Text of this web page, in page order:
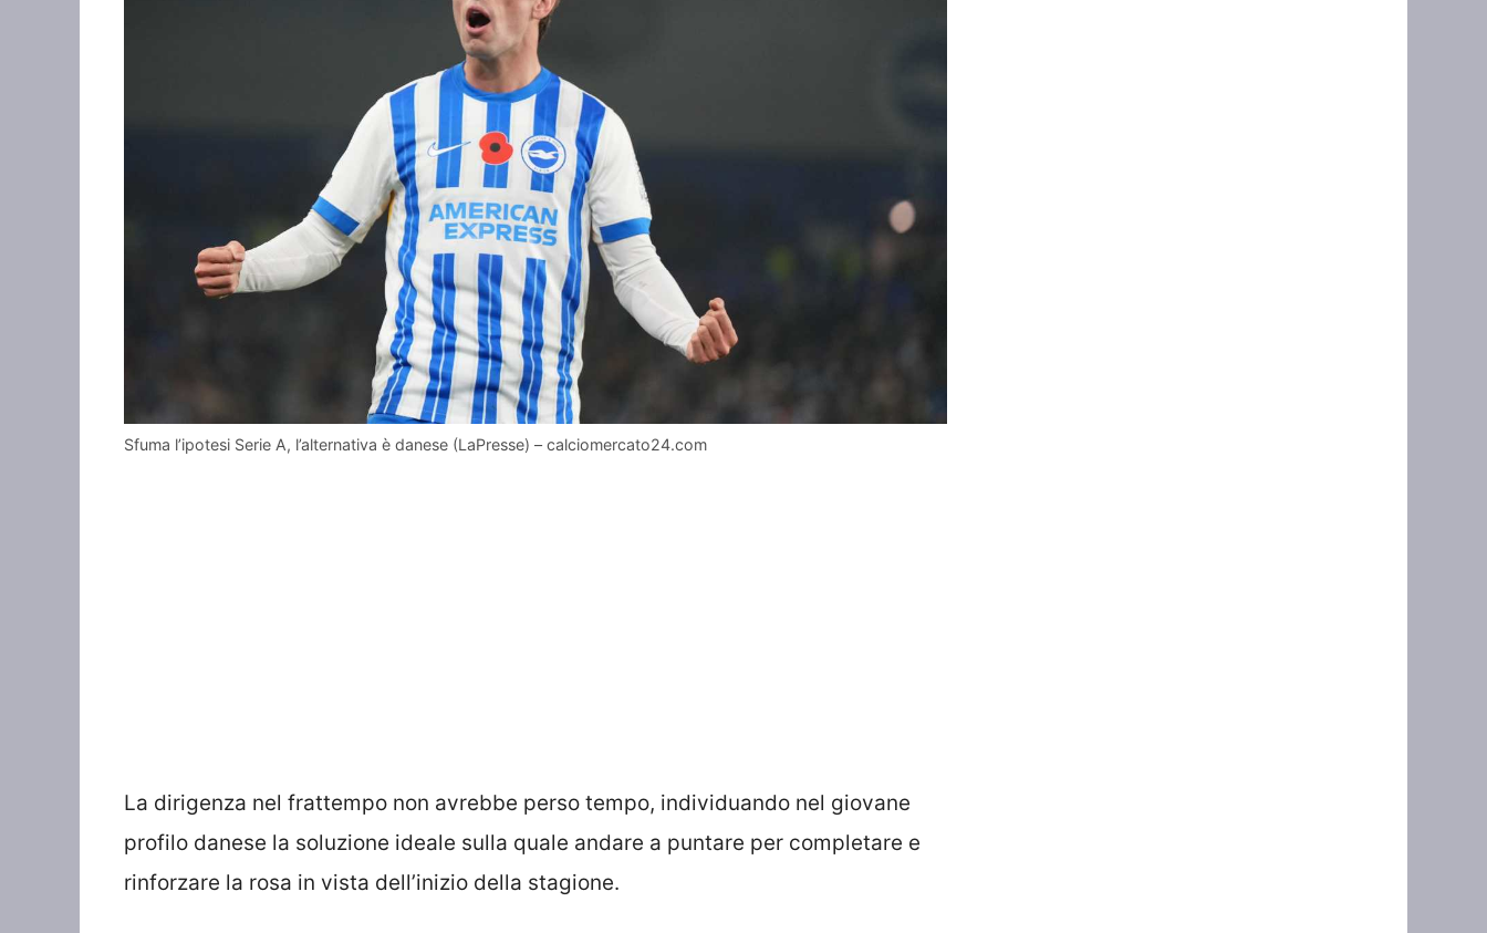
Sfuma l’ipotesi Serie A, l’alternativa è danese (LaPresse) – calciomercato24.com
La dirigenza nel frattempo non avrebbe perso tempo, individuando nel giovane
profilo danese la soluzione ideale sulla quale andare a puntare per completare e
rinforzare la rosa in vista dell’inizio della stagione.